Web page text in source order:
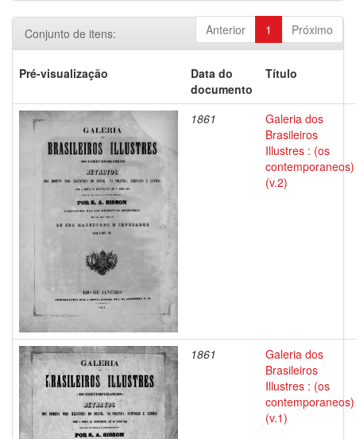
Anterior 1 Próximo
Conjunto de itens:
Pré-visualização
Data do
documento
Título
1861
Galeria dos
Brasileiros
Illustres : (os
contemporaneos)
(v.2)
1861
Galeria dos
Brasileiros
Illustres : (os
contemporaneos)
(v.1)